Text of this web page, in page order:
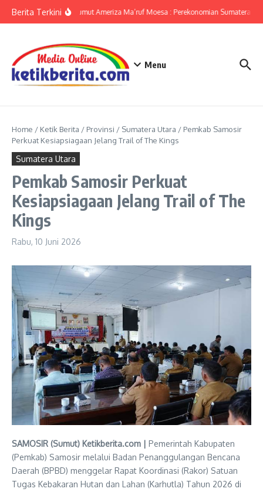
Berita TerkiniKPwBI Sumut Ameriza Ma’ruf Moesa : Perekonomian Sumatera
Menu
Home / Ketik Berita / Provinsi / Sumatera Utara / Pemkab Samosir
Perkuat Kesiapsiagaan Jelang Trail of The Kings
Sumatera Utara
Pemkab Samosir Perkuat
Kesiapsiagaan Jelang Trail of The
Kings
Rabu, 10 Juni 2026
SAMOSIR (Sumut) Ketikberita.com | Pemerintah Kabupaten
(Pemkab) Samosir melalui Badan Penanggulangan Bencana
Daerah (BPBD) menggelar Rapat Koordinasi (Rakor) Satuan
Tugas Kebakaran Hutan dan Lahan (Karhutla) Tahun 2026 di